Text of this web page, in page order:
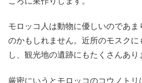
モロッコ人は動物に優しいのであ
のかもしれません。近所のモスクに
し、観光地の遺跡にもたくさんあり
厳密にいうとモロッコのコウノト